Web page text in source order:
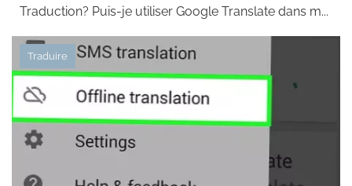
Traduction? Puis-je utiliser Google Translate dans m...
Traduire